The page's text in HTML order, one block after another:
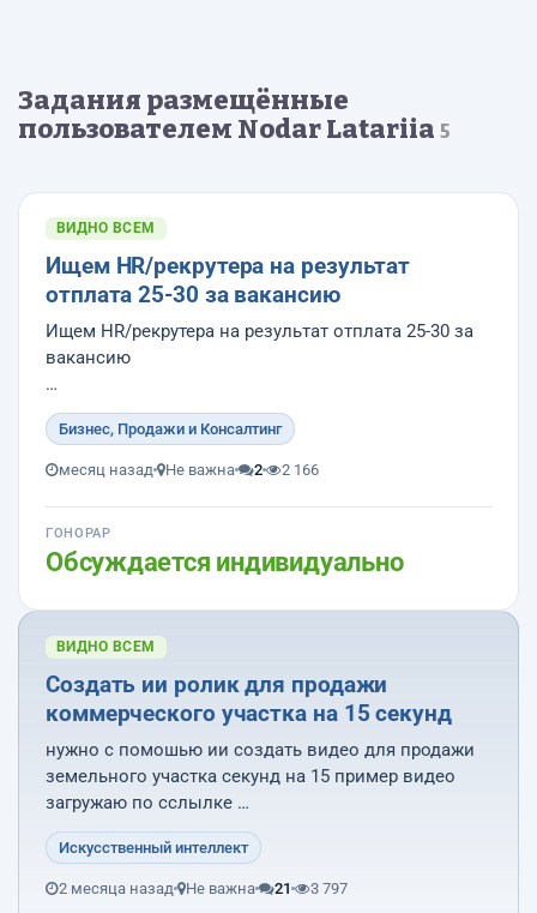
Задания размещённые
пользователем Nodar Latariia 5
ВИДНО ВСЕМ
Ищем HR/рекрутера на результат
отплата 25-30 за вакансию
Ищем HR/рекрутера на результат отплата 25-30 за
вакансию
Ищем специалиста по подбору персонала для
закрытия двух вакансий в фитнес-клуб X-Fit,
Геленджик.
Условия для кандидата:
Бизнес, Продажи и Консалтинг
месяц назад Не важна 2 2 166
ГОНОРАР
Обсуждается индивидуально
ВИДНО ВСЕМ
Создать ии ролик для продажи
коммерческого участка на 15 секунд
нужно с помошью ии создать видео для продажи
земельного участка секунд на 15 пример видео
загружаю по сслылке
https://disk.yandex.ru/i/jdOnqcm8CPa0Rg .
Искусственный интеллект
2 месяца назад Не важна 21 3 797